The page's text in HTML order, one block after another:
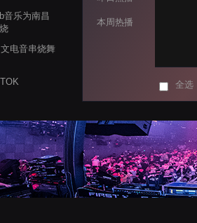
音乐为南昌
电音串烧舞
风是想你的
本周热播
全选